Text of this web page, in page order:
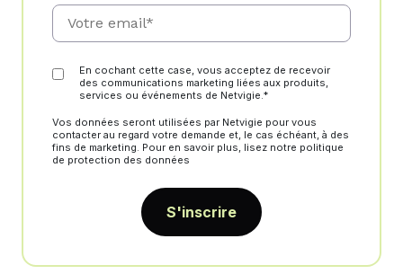
En cochant cette case, vous acceptez de recevoir
des communications marketing liées aux produits,
services ou événements de Netvigie.*
Vos données seront utilisées par Netvigie pour vous
contacter au regard votre demande et, le cas échéant, à des
fins de marketing. Pour en savoir plus, lisez notre politique
de protection des données